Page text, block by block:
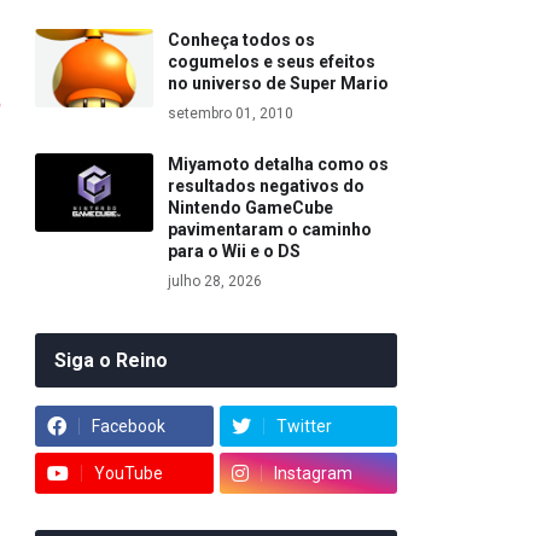
Conheça todos os
cogumelos e seus efeitos
no universo de Super Mario
setembro 01, 2010
Miyamoto detalha como os
resultados negativos do
Nintendo GameCube
pavimentaram o caminho
para o Wii e o DS
julho 28, 2026
Siga o Reino
Facebook Twitter
YouTube Instagram